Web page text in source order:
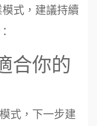
式，建議持續
合你的
式，下一步建